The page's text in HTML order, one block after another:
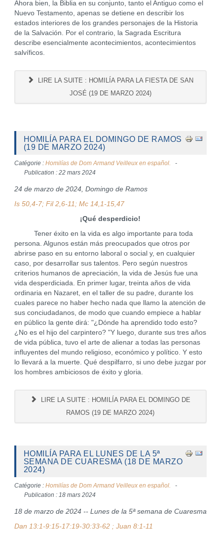
Ahora bien, la Biblia en su conjunto, tanto el Antiguo como el
Nuevo Testamento, apenas se detiene en describir los
estados interiores de los grandes personajes de la Historia
de la Salvación. Por el contrario, la Sagrada Escritura
describe esencialmente acontecimientos, acontecimientos
salvíficos.
LIRE LA SUITE : HOMILÍA PARA LA FIESTA DE SAN
JOSÉ (19 DE MARZO 2024)
HOMILÍA PARA EL DOMINGO DE RAMOS
(19 DE MARZO 2024)
Catégorie : Homilías de Dom Armand Veilleux en español.
Publication : 22 mars 2024
24 de marzo de 2024, Domingo de Ramos
Is 50,4-7; Fil 2,6-11; Mc 14,1-15,47
¡Qué desperdicio!
Tener éxito en la vida es algo importante para toda
persona. Algunos están más preocupados que otros por
abrirse paso en su entorno laboral o social y, en cualquier
caso, por desarrollar sus talentos. Pero según nuestros
criterios humanos de apreciación, la vida de Jesús fue una
vida desperdiciada. En primer lugar, treinta años de vida
ordinaria en Nazaret, en el taller de su padre, durante los
cuales parece no haber hecho nada que llamo la atención de
sus conciudadanos, de modo que cuando empiece a hablar
en público la gente dirá: "¿Dónde ha aprendido todo esto?
¿No es el hijo del carpintero? "Y luego, durante sus tres años
de vida pública, tuvo el arte de alienar a todas las personas
influyentes del mundo religioso, económico y político. Y esto
lo llevará a la muerte. Qué despilfarro, si uno debe juzgar por
los hombres ambiciosos de éxito y gloria.
LIRE LA SUITE : HOMILÍA PARA EL DOMINGO DE
RAMOS (19 DE MARZO 2024)
HOMILÍA PARA EL LUNES DE LA 5ª
SEMANA DE CUARESMA (18 DE MARZO
2024)
Catégorie : Homilías de Dom Armand Veilleux en español.
Publication : 18 mars 2024
18 de marzo de 2024 -- Lunes de la 5ª semana de Cuaresma
Dan 13:1-9:15-17:19-30:33-62 ; Juan 8:1-11